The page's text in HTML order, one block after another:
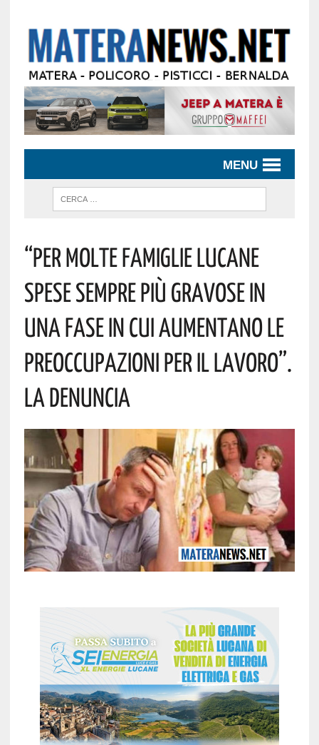
MENU
“Per Molte Famiglie Lucane
Spese Sempre Più Gravose In
Una Fase In Cui Aumentano Le
Preoccupazioni Per Il Lavoro”.
La Denuncia